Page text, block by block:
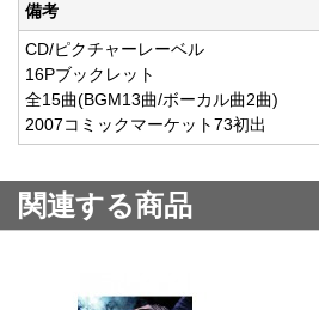
備考
CD/ピクチャーレーベル
16Pブックレット
全15曲(BGM13曲/ボーカル曲2曲)
2007コミックマーケット73初出
関連する商品